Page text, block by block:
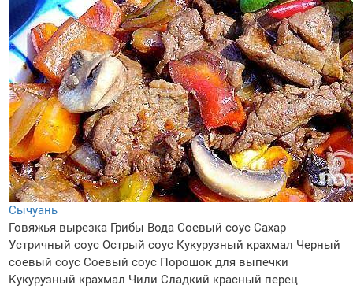
Сычуань
Говяжья вырезка Грибы Вода Соевый соус Сахар
Устричный соус Острый соус Кукурузный крахмал Черный
соевый соус Соевый соус Порошок для выпечки
Кукурузный крахмал Чили Сладкий красный перец